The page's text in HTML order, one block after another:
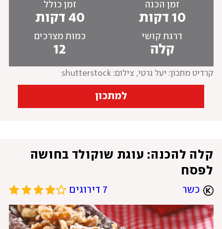
זמן הכנה
10 דקות
זמן כולל
40 דקות
דרגת קושי
קלה
כמות מצרכים
12
קרדיט מתכון: יעל גרטי, צילום: shutterstock
למתכון
לפסח
כשר 7 דירוגים